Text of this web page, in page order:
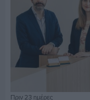
Πριν 23 ημέρες